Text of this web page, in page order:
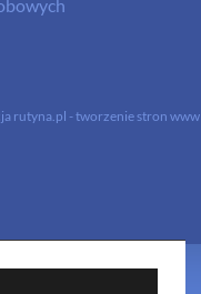
rutyna.pl - tworzenie stron www